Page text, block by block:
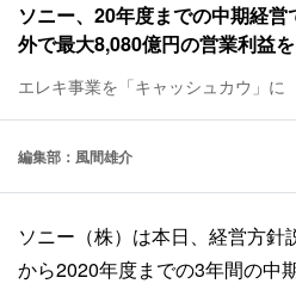
ソニー、20年度までの中期経
外で最大8,080億円の営業利益
エレキ事業を「キャッシュカウ」に
編集部：風間雄介
ソニー（株）は本日、経営方
から2020年度までの3年間の中